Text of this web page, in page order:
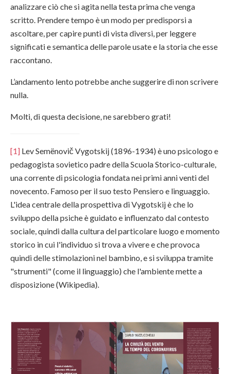
analizzare ciò che si agita nella testa prima che venga
scritto. Prendere tempo è un modo per predisporsi a
ascoltare, per capire punti di vista diversi, per leggere
significati e semantica delle parole usate e la storia che esse
raccontano.
L’andamento lento potrebbe anche suggerire di non scrivere
nulla.
Molti, di questa decisione, ne sarebbero grati!
[1] Lev Semënovič Vygotskij (1896-1934) è uno psicologo e
pedagogista sovietico padre della Scuola Storico-culturale,
una corrente di psicologia fondata nei primi anni venti del
novecento. Famoso per il suo testo Pensiero e linguaggio.
L'idea centrale della prospettiva di Vygotskij è che lo
sviluppo della psiche è guidato e influenzato dal contesto
sociale, quindi dalla cultura del particolare luogo e momento
storico in cui l'individuo si trova a vivere e che provoca
quindi delle stimolazioni nel bambino, e si sviluppa tramite
"strumenti" (come il linguaggio) che l'ambiente mette a
disposizione (Wikipedia).